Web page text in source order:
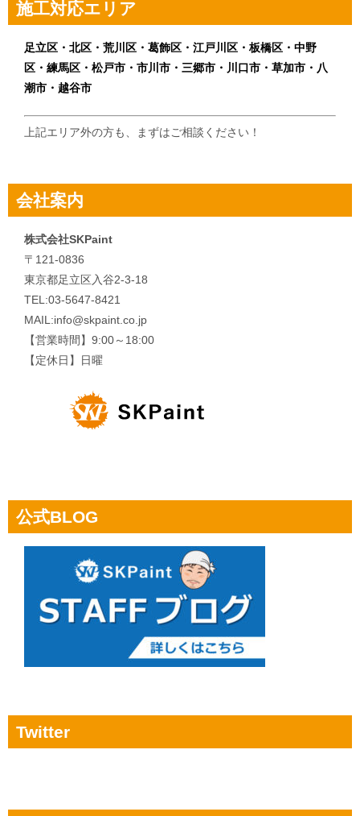
ー
施工対応エリア
足立区・北区・荒川区・葛飾区・江戸川区・板橋区・中野
区・練馬区・松戸市・市川市・三郷市・川口市・草加市・八
潮市・越谷市
上記エリア外の方も、まずはご相談ください！
会社案内
株式会社SKPaint
〒121-0836
東京都足立区入谷2-3-18
TEL:03-5647-8421
MAIL:info@skpaint.co.jp
【営業時間】9:00～18:00
【定休日】日曜
公式BLOG
Twitter